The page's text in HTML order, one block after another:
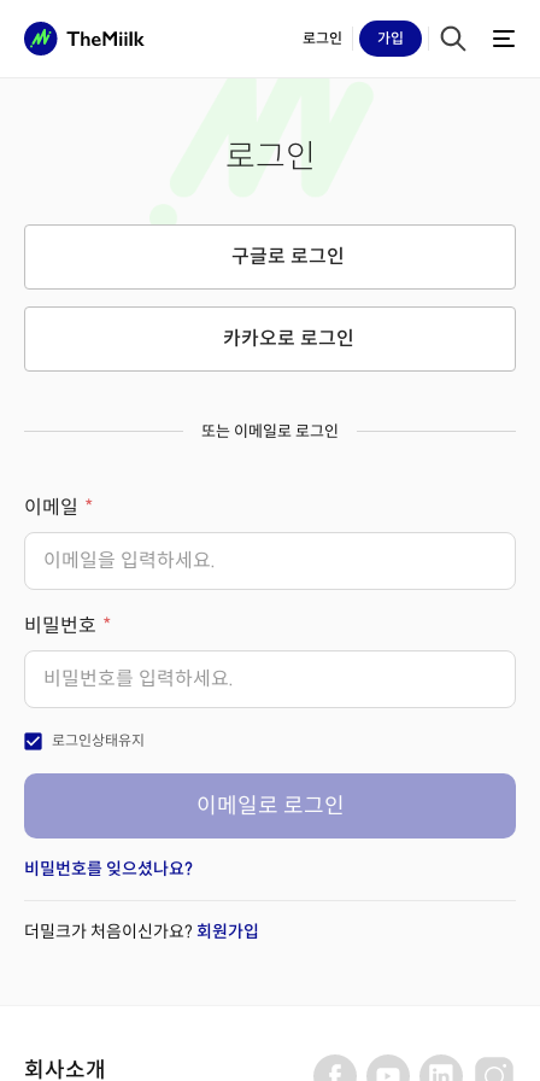
로그인 가입
로그인
구글로 로그인
카카오로 로그인
또는 이메일로 로그인
이메일
비밀번호
check_box 로그인상태유지
이메일로 로그인
비밀번호를 잊으셨나요?
더밀크가 처음이신가요? 회원가입
회사소개